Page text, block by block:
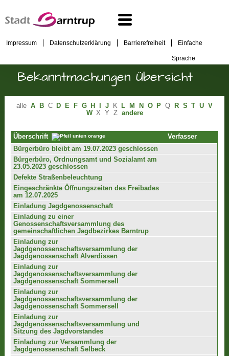
Impressum Datenschutzerklärung Barrierefreiheit Einfache
Sprache
Bekanntmachungen Übersicht
alle A B C D E F G H J K L M N O P Q R S T U V
W X Y Z andere
Überschrift
Verfasser
Bürgerbüro bleibt am 19.07.2023 geschlossen
Bürgerbüro, Ordnungsamt und Sozialamt am
23.05.2023 geschlossen
Defekte Straßenbeleuchtung
Eingeschränkte Öffnungszeiten des Freibades
am 12.07.2025
Einladung Jagdgenossenschaft
Einladung zu einer
Genossenschaftsversammlung des
gemeinschaftlichen Jagdbezirkes Barntrup
Einladung zur
Jagdgenossenschaftsversammlung der
Jagdgenossenschaft Alverdissen
Einladung zur
Jagdgenossenschaftsversammlung der
Jagdgenossenschaft Sommersell
Einladung zur
Jagdgenossenschaftsversammlung der
Jagdgenossenschaft Sommersell
Einladung zur
Jagdgenossenschaftsversammlung und
Sitzung des Jagdvorstandes
Einladung zur Versammlung der
Jagdgenossenschaft Selbeck